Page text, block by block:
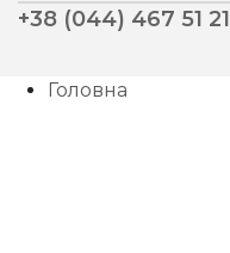
+38 (044) 467 51 21
Головна